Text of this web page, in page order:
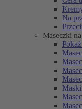
Na
Maseczki
Maski